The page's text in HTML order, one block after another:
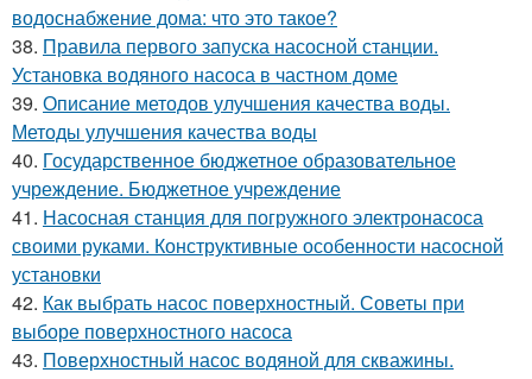
водоснабжение дома: что это такое?
38. Правила первого запуска насосной станции.
Установка водяного насоса в частном доме
39. Описание методов улучшения качества воды.
Методы улучшения качества воды
40. Государственное бюджетное образовательное
учреждение. Бюджетное учреждение
41. Насосная станция для погружного электронасоса
своими руками. Конструктивные особенности насосной
установки
42. Как выбрать насос поверхностный. Советы при
выборе поверхностного насоса
43. Поверхностный насос водяной для скважины.